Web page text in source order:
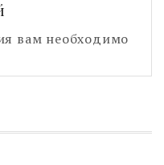
вам необходимо